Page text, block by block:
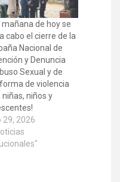
mañana de hoy se
a cabo el cierre de la
Nacional de
y Denuncia
Sexual y de
de violencia
niñas, niños y
29, 2026